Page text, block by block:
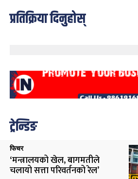
प्रतिक्रिया दिनुहोस्
ट्रेन्डिङ
फिचर
‘मन्त्रालयको खेल, बागमतीले
चलायो सत्ता परिवर्तनको रेल’